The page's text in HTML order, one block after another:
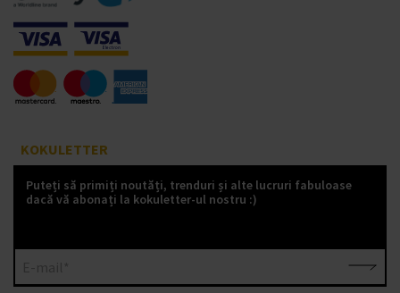
KOKULETTER
Puteți să primiți noutăți, trenduri și alte lucruri fabuloase
dacă vă abonați la kokuletter-ul nostru :)